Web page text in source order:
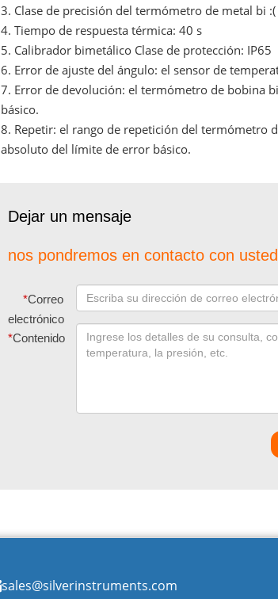
3. Clase de precisión del termómetro de metal bi :(
4. Tiempo de respuesta térmica: 40 s
5. Calibrador bimetálico Clase de protección: IP65
6. Error de ajuste del ángulo: el sensor de
7. Error de devolución: el termómetro de bobina
básico.
8. Repetir: el rango de repetición del termómetro
absoluto del límite de error básico.
Dejar un mensaje
nos pondremos en contacto con
*Correo
electrónico
*Contenido
sales@silverinstruments.com